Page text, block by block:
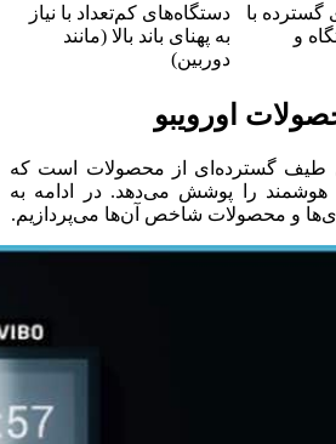
گسترده با
و
دستگاه‌های کم‌تعداد با نیاز
به پهنای باند بالا (مانند
دوربین)
اورویبو
طیف گسترده‌ای از محصولات است که
هوشمند را پوشش می‌دهد. در ادامه به
و محصولات شاخص آن‌ها می‌پردازیم.